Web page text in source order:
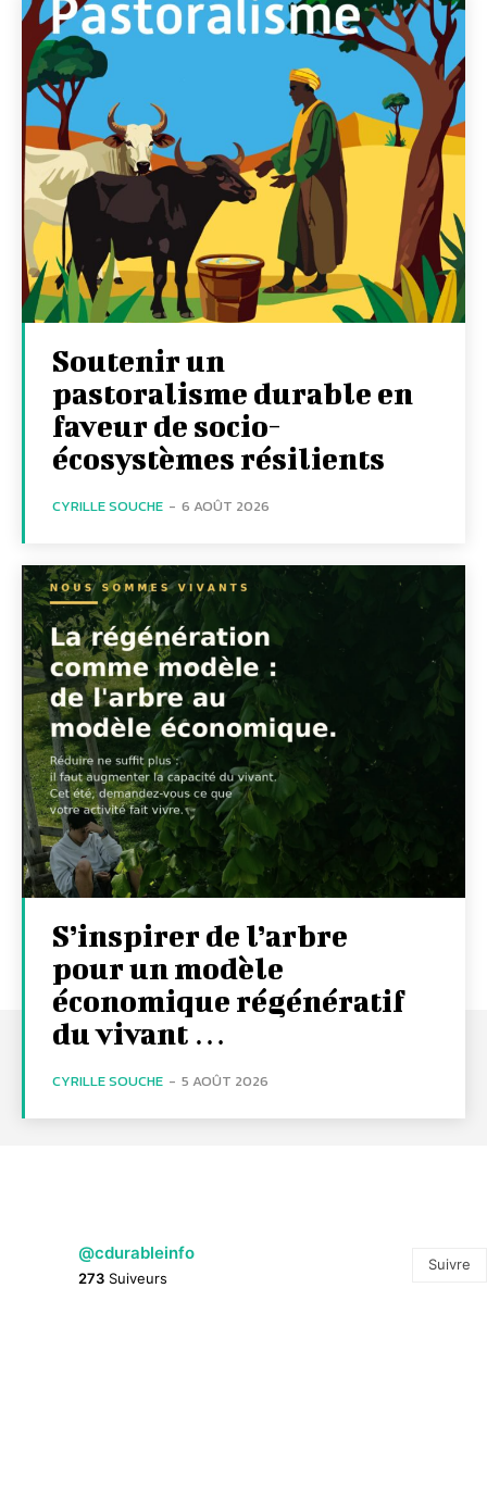
Soutenir un
pastoralisme durable en
faveur de socio-
écosystèmes résilients
CYRILLE SOUCHE - 6 AOÛT 2026
S’inspirer de l’arbre
pour un modèle
économique régénératif
du vivant …
CYRILLE SOUCHE - 5 AOÛT 2026
@cdurableinfo
273 Suiveurs
Suivre